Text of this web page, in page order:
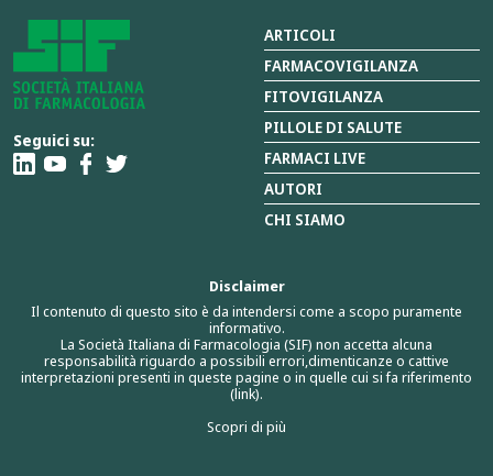
Seguici su:
Disclaimer
Il contenuto di questo sito è da intendersi come a scopo puramente
informativo.
La Società Italiana di Farmacologia (SIF) non accetta alcuna
responsabilità riguardo a possibili errori,dimenticanze o cattive
interpretazioni presenti in queste pagine o in quelle cui si fa riferimento
(link).
Scopri di più
ARTICOLI
FARMACOVIGILANZA
FITOVIGILANZA
PILLOLE DI SALUTE
FARMACI LIVE
AUTORI
CHI SIAMO